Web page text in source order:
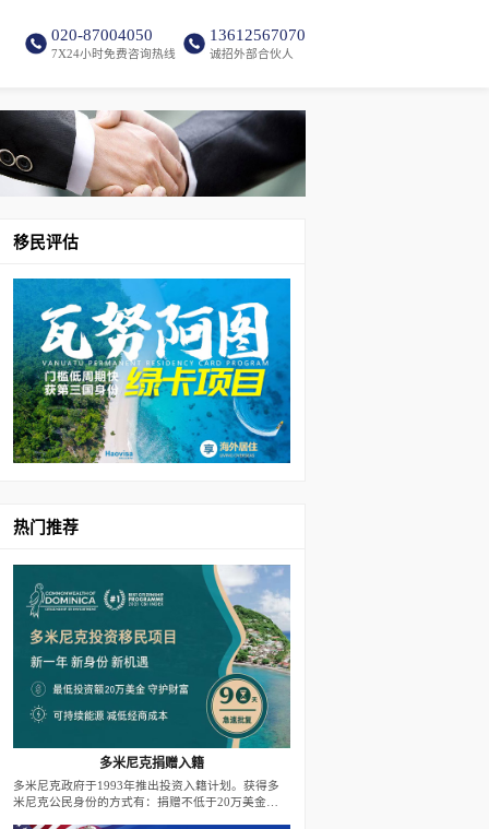
020-87004050
7X24小时免费咨询热线
13612567070
诚招外部合伙人
移民评估
热门推荐
多米尼克捐赠入籍
多米尼克政府于1993年推出投资入籍计划。获得多
米尼克公民身份的方式有：捐赠不低于20万美金至